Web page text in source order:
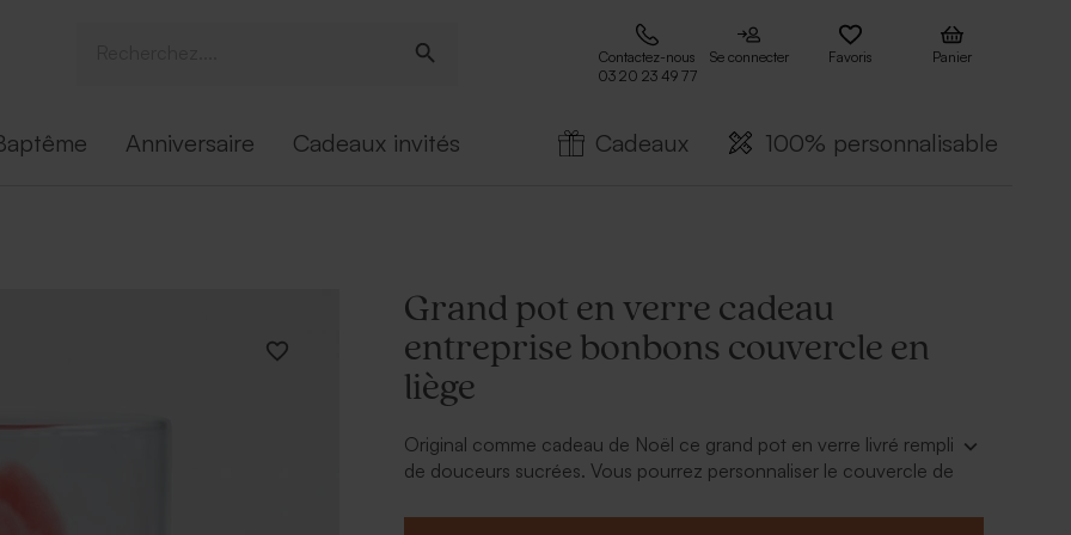
Contactez-nous
03 20 23 49 77
Se connecter Favoris Panier
Anniversaire Cadeaux invités Cadeaux 100% personnalisable
Grand pot en verre cadeau
entreprise bonbons couvercle en
liège
Original comme cadeau de Noël ce grand pot en verre livré rempli
de douceurs sucrées. Vous pourrez personnaliser le couvercle de
À retenir